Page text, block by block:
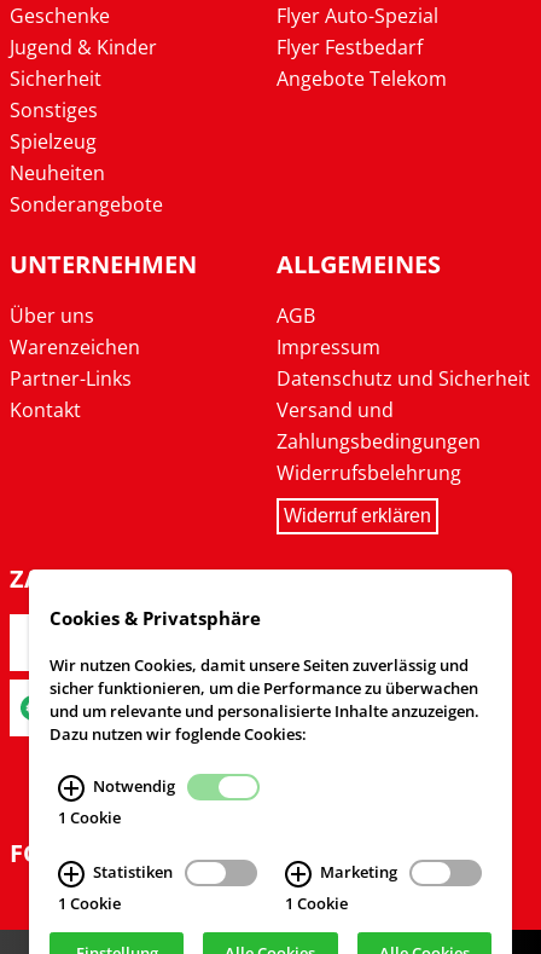
Geschenke
Jugend & Kinder
Sicherheit
Sonstiges
Spielzeug
Neuheiten
Sonderangebote
Flyer Auto-Spezial
Flyer Festbedarf
Angebote Telekom
UNTERNEHMEN
Über uns
Warenzeichen
Partner-Links
Kontakt
ALLGEMEINES
AGB
Impressum
Datenschutz und Sicherheit
Versand und
Zahlungsbedingungen
Widerrufsbelehrung
Widerruf erklären
ZAHLARTEN
FOLGEN SIE UNS
Cookies & Privatsphäre
Wir nutzen Cookies, damit unsere Seiten zuverlässig und
sicher funktionieren, um die Performance zu überwachen
und um relevante und personalisierte Inhalte anzuzeigen.
Dazu nutzen wir foglende Cookies:
Notwendig
1 Cookie
Statistiken
1 Cookie
Marketing
1 Cookie